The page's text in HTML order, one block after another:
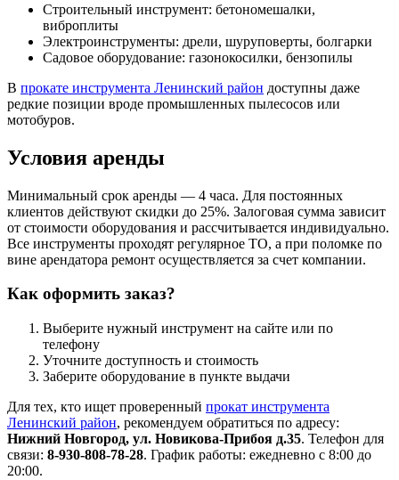
Строительный инструмент: бетономешалки,
виброплиты
Электроинструменты: дрели, шуруповерты, болгарки
Садовое оборудование: газонокосилки, бензопилы
В прокате инструмента Ленинский район доступны даже
редкие позиции вроде промышленных пылесосов или
мотобуров.
Условия аренды
Минимальный срок аренды — 4 часа. Для постоянных
клиентов действуют скидки до 25%. Залоговая сумма зависит
от стоимости оборудования и рассчитывается индивидуально.
Все инструменты проходят регулярное ТО, а при поломке по
вине арендатора ремонт осуществляется за счет компании.
Как оформить заказ?
Выберите нужный инструмент на сайте или по
телефону
Уточните доступность и стоимость
Заберите оборудование в пункте выдачи
Для тех, кто ищет проверенный прокат инструмента
Ленинский район, рекомендуем обратиться по адресу:
Нижний Новгород, ул. Новикова-Прибоя д.35. Телефон для
связи: 8-930-808-78-28. График работы: ежедневно с 8:00 до
20:00.